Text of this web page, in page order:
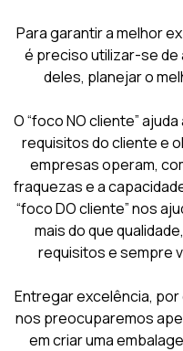
Para garantir a melhor
é preciso utilizar-se
deles, planejar o
O “foco NO cliente”
requisitos do cliente e
empresas operam,
fraquezas e a
“foco DO cliente” nos
mais do que
requisitos e sempre
Entregar excelência,
nos preocuparemos
em criar uma